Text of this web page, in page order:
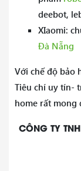
deebot,
XIaomi:
Đà Nẵng
Với chế độ bảo
Tiêu chí uy tín-
home rất mong
CÔNG TY